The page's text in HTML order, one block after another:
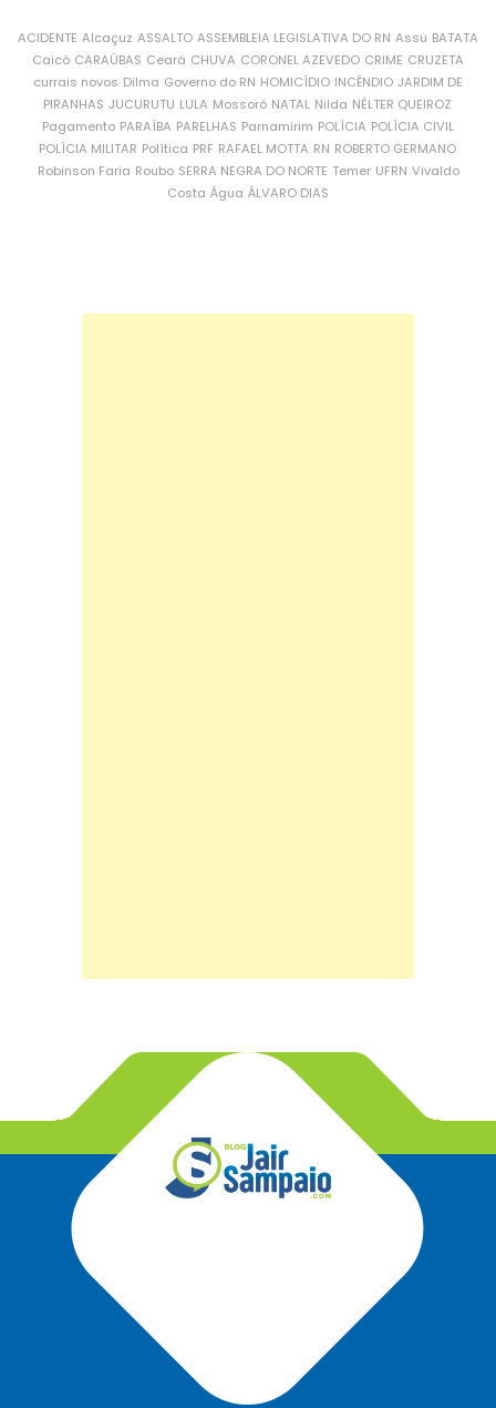
ACIDENTE Alcaçuz ASSALTO ASSEMBLEIA LEGISLATIVA DO RN Assu BATATA
Caicó CARAÚBAS Ceará CHUVA CORONEL AZEVEDO CRIME CRUZETA
currais novos Dilma Governo do RN HOMICÍDIO INCÊNDIO JARDIM DE
PIRANHAS JUCURUTU LULA Mossoró NATAL Nilda NÉLTER QUEIROZ
Pagamento PARAÍBA PARELHAS Parnamirim POLÍCIA POLÍCIA CIVIL
POLÍCIA MILITAR Política PRF RAFAEL MOTTA RN ROBERTO GERMANO
Robinson Faria Roubo SERRA NEGRA DO NORTE Temer UFRN Vivaldo
Costa Água ÁLVARO DIAS